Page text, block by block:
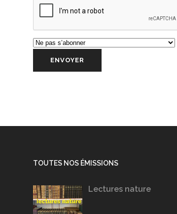
TOUTES NOS ÉMISSIONS
Lectures nature